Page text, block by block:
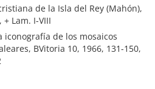
de la Isla del Rey (Mahón),
+ Lam. I-VIII
iconografía de los mosaicos
BVitoria 10, 1966, 131-150,